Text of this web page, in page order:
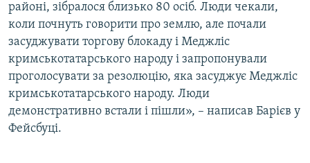
районі, зібралося близько 80 осіб. Люди чекали,
коли почнуть говорити про землю, але почали
засуджувати торгову блокаду і Меджліс
кримськотатарського народу і запропонували
проголосувати за резолюцію, яка засуджує Меджліс
кримськотатарського народу. Люди
демонстративно встали і пішли», – написав Барієв у
Фейсбуці.